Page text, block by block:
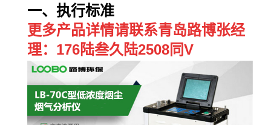
一、执行标准
更多产品详情请联系青岛路博张经
理：176陆叁久陆2508同V